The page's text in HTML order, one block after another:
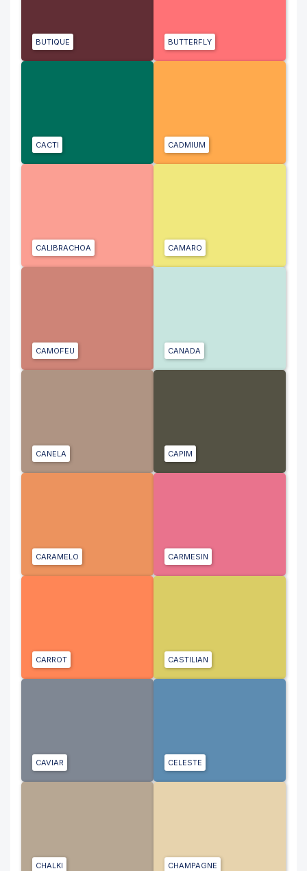
BUTIQUE BUTTERFLY
CACTI CADMIUM
CALIBRACHOA CAMARO
CAMOFEU CANADA
CANELA CAPIM
CARAMELO CARMESIN
CARROT CASTILIAN
CAVIAR CELESTE
CHALKI CHAMPAGNE